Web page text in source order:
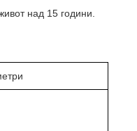
над 15 години.